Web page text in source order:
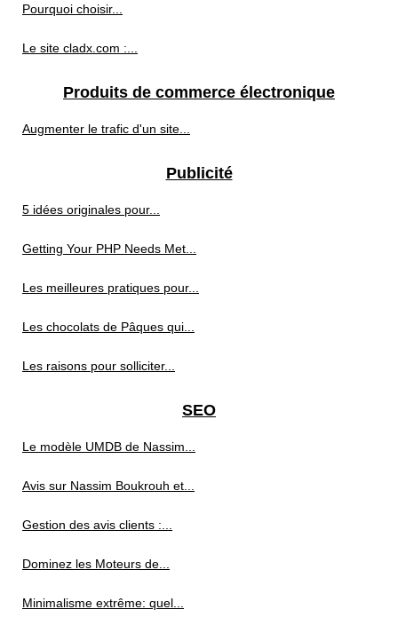
Pourquoi choisir...
Le site cladx.com :...
Produits de commerce électronique
Augmenter le trafic d'un site...
Publicité
5 idées originales pour...
Getting Your PHP Needs Met...
Les meilleures pratiques pour...
Les chocolats de Pâques qui...
Les raisons pour solliciter...
SEO
Le modèle UMDB de Nassim...
Avis sur Nassim Boukrouh et...
Gestion des avis clients :...
Dominez les Moteurs de...
Minimalisme extrême: quel...